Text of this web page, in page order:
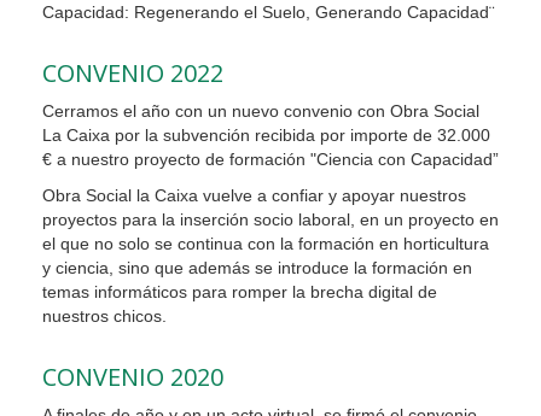
Capacidad: Regenerando el Suelo, Generando Capacidad¨
CONVENIO 2022
Cerramos el año con un nuevo convenio con Obra Social
La Caixa por la subvención recibida por importe de 32.000
€ a nuestro proyecto de formación "Ciencia con Capacidad”
Obra Social la Caixa vuelve a confiar y apoyar nuestros
proyectos para la inserción socio laboral, en un proyecto en
el que no solo se continua con la formación en horticultura
y ciencia, sino que además se introduce la formación en
temas informáticos para romper la brecha digital de
nuestros chicos.
CONVENIO 2020